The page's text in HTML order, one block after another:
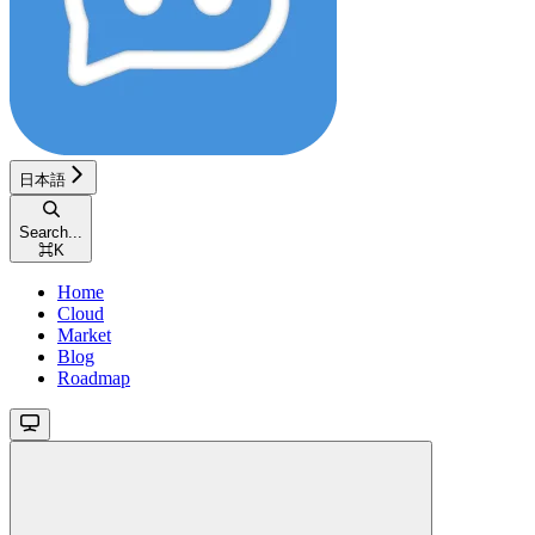
日本語
Search...
⌘K
Home
Cloud
Market
Blog
Roadmap